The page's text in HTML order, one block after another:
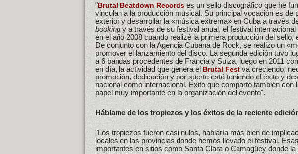
"Brutal Beatdown Recordses un sello discográfico que he
vinculan a la producción musical. Su principal vocación es de
exterior y desarrollar la «música extrema» en Cuba a través
booking y a través de su festival anual, el festival internacional
en el año 2008 cuando realizé la primera producción del sello,
De conjunto con la Agencia Cubana de Rock, se realizo un
promover el lanzamiento del disco. La segunda edición tuvo
a 6 bandas procedentes de Francia y Suiza, luego en 2011
en día, la actividad que genera elBrutal Festva creciendo,
promoción, dedicación y por suerte está teniendo el éxito y
nacional como internacional. Éxito que comparto también con
papel muy importante en la organización del evento".
Háblame de los tropiezos y los éxitos de la reciente
"Los tropiezos fueron casi nulos, hablaría más bien de
locales en las provincias donde hemos llevado el festival.
importantes en sitios como Santa Clara o Camagüey donde